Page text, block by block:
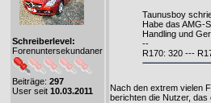
Schreiberlevel:
Forenuntersekundaner
Beiträge: 297
User seit 10.03.2011
Taunusboy
Habe das AMG-
Handling und
--
R170: 320 ---
Nach den extrem vielen
berichten die Nutzer,